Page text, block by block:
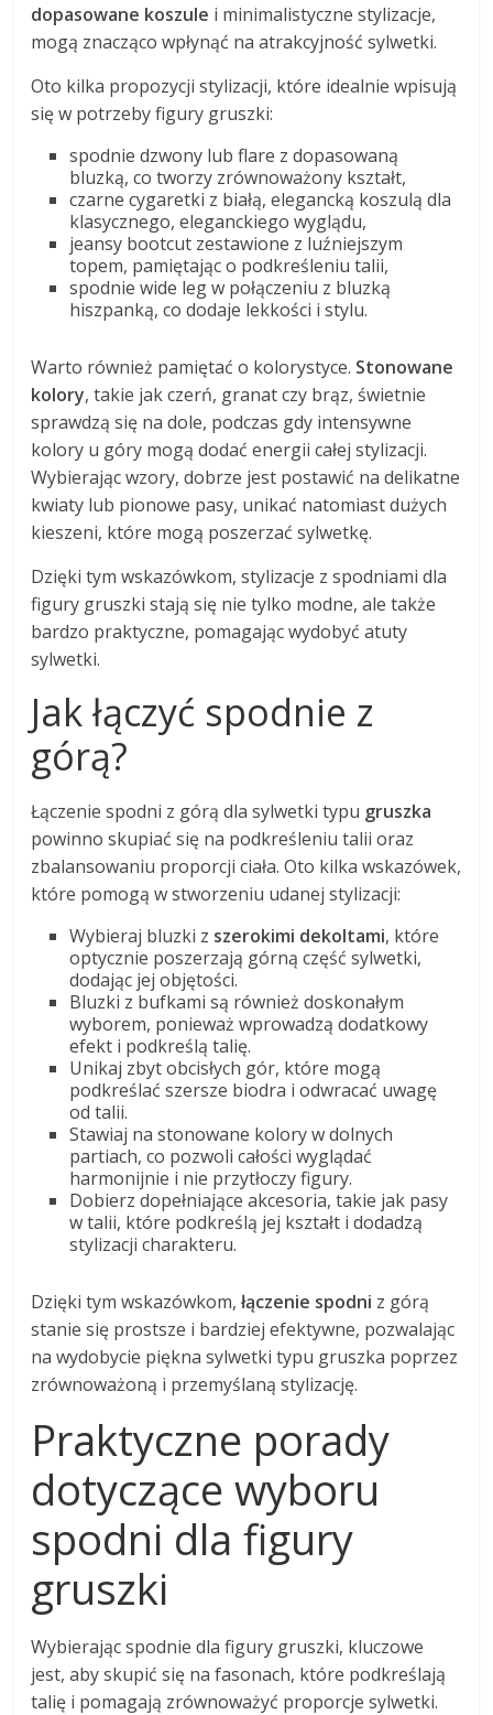
dopasowane koszule i minimalistyczne stylizacje,
mogą znacząco wpłynąć na atrakcyjność sylwetki.
Oto kilka propozycji stylizacji, które idealnie wpisują
się w potrzeby figury gruszki:
spodnie dzwony lub flare z dopasowaną
bluzką, co tworzy zrównoważony kształt,
czarne cygaretki z białą, elegancką koszulą dla
klasycznego, eleganckiego wyglądu,
jeansy bootcut zestawione z luźniejszym
topem, pamiętając o podkreśleniu talii,
spodnie wide leg w połączeniu z bluzką
hiszpanką, co dodaje lekkości i stylu.
Warto również pamiętać o kolorystyce. Stonowane
kolory, takie jak czerń, granat czy brąz, świetnie
sprawdzą się na dole, podczas gdy intensywne
kolory u góry mogą dodać energii całej stylizacji.
Wybierając wzory, dobrze jest postawić na delikatne
kwiaty lub pionowe pasy, unikać natomiast dużych
kieszeni, które mogą poszerzać sylwetkę.
Dzięki tym wskazówkom, stylizacje z spodniami dla
figury gruszki stają się nie tylko modne, ale także
bardzo praktyczne, pomagając wydobyć atuty
sylwetki.
Jak łączyć spodnie z
górą?
Łączenie spodni z górą dla sylwetki typu gruszka
powinno skupiać się na podkreśleniu talii oraz
zbalansowaniu proporcji ciała. Oto kilka wskazówek,
które pomogą w stworzeniu udanej stylizacji:
Wybieraj bluzki z szerokimi dekoltami, które
optycznie poszerzają górną część sylwetki,
dodając jej objętości.
Bluzki z bufkami są również doskonałym
wyborem, ponieważ wprowadzą dodatkowy
efekt i podkreślą talię.
Unikaj zbyt obcisłych gór, które mogą
podkreślać szersze biodra i odwracać uwagę
od talii.
Stawiaj na stonowane kolory w dolnych
partiach, co pozwoli całości wyglądać
harmonijnie i nie przytłoczy figury.
Dobierz dopełniające akcesoria, takie jak pasy
w talii, które podkreślą jej kształt i dodadzą
stylizacji charakteru.
Dzięki tym wskazówkom,łączenie spodni z górą
stanie się prostsze i bardziej efektywne, pozwalając
na wydobycie piękna sylwetki typu gruszka poprzez
zrównoważoną i przemyślaną stylizację.
Praktyczne porady
dotyczące wyboru
spodni dla figury
gruszki
Wybierając spodnie dla figury gruszki, kluczowe
jest, aby skupić się na fasonach, które podkreślają
talię i pomagają zrównoważyć proporcje sylwetki.